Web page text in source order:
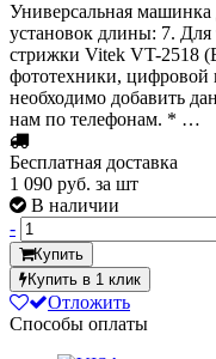
Универсальная машинка
установок длины: 7. Для
стрижки Vitek VT-2518
фототехники,
необходимо добавить
нам по телефонам. * …
Бесплатная доставка
1 090 руб. за шт
В наличии
-
Купить
Купить в 1 клик
Отложить
Способы оплаты